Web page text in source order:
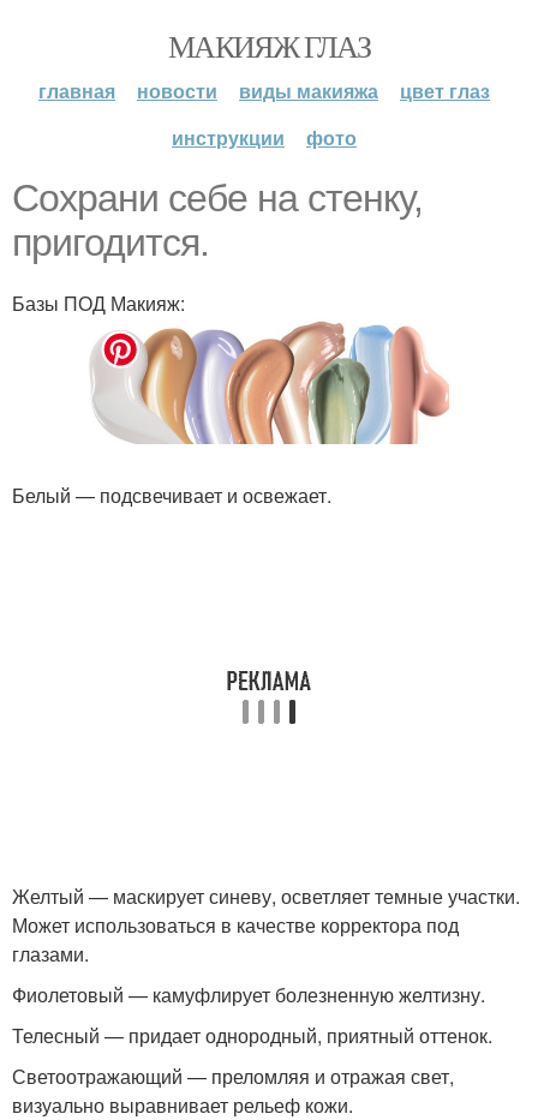
МАКИЯЖ ГЛАЗ
главная новости виды макияжа
цвет глаз
инструкции
фото
Сохрани себе на стенку,
пригодится.
Базы ПОД Макияж:
Белый — подсвечивает и освежает.
Желтый — маскирует синеву, осветляет темные участки.
Может использоваться в качестве корректора под
глазами.
Фиолетовый — камуфлирует болезненную желтизну.
Телесный — придает однородный, приятный оттенок.
Светоотражающий — преломляя и отражая свет,
визуально выравнивает рельеф кожи.